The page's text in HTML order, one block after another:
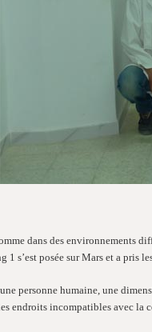
dans des environnements
s’est posée sur Mars et a pris
personne humaine, une
endroits incompatibles avec